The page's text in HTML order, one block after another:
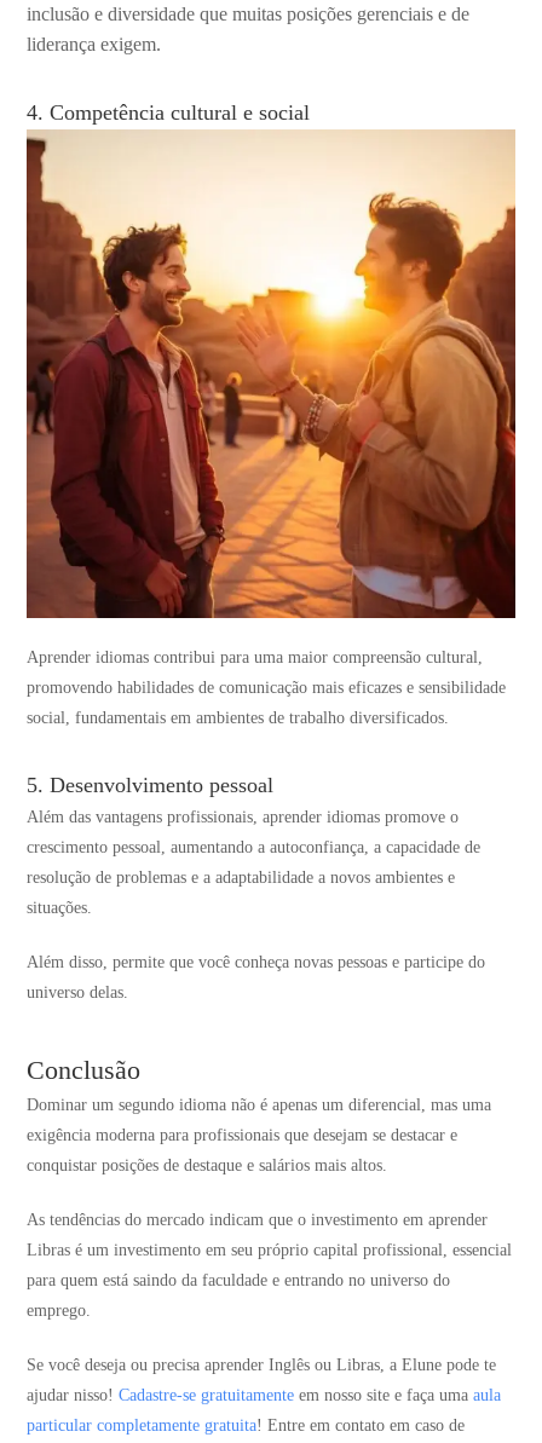
inclusão e diversidade que muitas posições gerenciais e de
liderança exigem.
4. Competência cultural e social
Aprender idiomas contribui para uma maior compreensão cultural,
promovendo habilidades de comunicação mais eficazes e sensibilidade
social, fundamentais em ambientes de trabalho diversificados.
5. Desenvolvimento pessoal
Além das vantagens profissionais, aprender idiomas promove o
crescimento pessoal, aumentando a autoconfiança, a capacidade de
resolução de problemas e a adaptabilidade a novos ambientes e
situações.
Além disso, permite que você conheça novas pessoas e participe do
universo delas.
Conclusão
Dominar um segundo idioma não é apenas um diferencial, mas uma
exigência moderna para profissionais que desejam se destacar e
conquistar posições de destaque e salários mais altos.
As tendências do mercado indicam que o investimento em aprender
Libras é um investimento em seu próprio capital profissional, essencial
para quem está saindo da faculdade e entrando no universo do
emprego.
Se você deseja ou precisa aprender Inglês ou Libras, a Elune pode te
ajudar nisso! Cadastre-se gratuitamente em nosso site e faça uma aula
particular completamente gratuita! Entre em contato em caso de